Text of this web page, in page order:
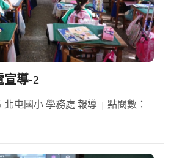
宣導-2
北屯國小 學務處 報導
點閱數：